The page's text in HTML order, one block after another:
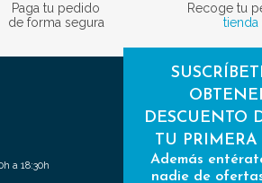
Paga tu pedido
de forma segura
Recoge tu
tienda
a 18:30h
DESCUENTO
TU PRIMERA
Además
nadie de